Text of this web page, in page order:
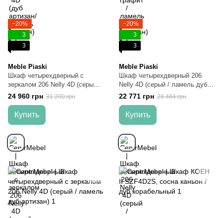
−20%
3
3
Meble Piaski
Шкаф четырехдверный c
зеркалом 206 Nelly 4D (серый
графит / ламель дуб артизан)
24 960 грн 31 200 грн
Купить
−20%
3
3
Meble Piaski
Шкаф четырехдверный 206
Nelly 4D (серый / ламель дуб
артизан)
22 771 грн 28 464 грн
Купить